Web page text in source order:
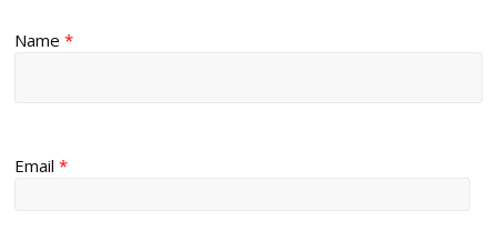
Name*
Email*